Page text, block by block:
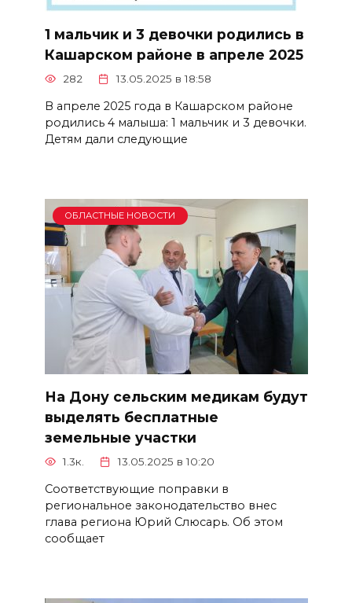
1 мальчик и 3 девочки родились в
Кашарском районе в апреле 2025
282 13.05.2025 в 18:58
В апреле 2025 года в Кашарском районе
родились 4 малыша: 1 мальчик и 3 девочки.
Детям дали следующие
ОБЛАСТНЫЕ НОВОСТИ
На Дону сельским медикам будут
выделять бесплатные
земельные участки
1.3к. 13.05.2025 в 10:20
Соответствующие поправки в
региональное законодательство внес
глава региона Юрий Слюсарь. Об этом
сообщает